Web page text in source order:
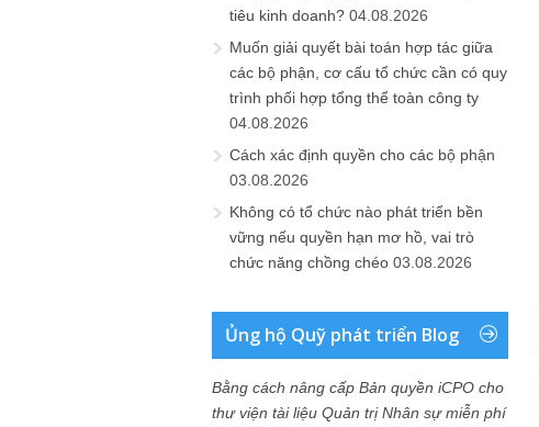
tiêu kinh doanh? 04.08.2026
Muốn giải quyết bài toán hợp tác giữa
các bộ phận, cơ cấu tổ chức cần có quy
trình phối hợp tổng thể toàn công ty
04.08.2026
Cách xác định quyền cho các bộ phận
03.08.2026
Không có tổ chức nào phát triển bền
vững nếu quyền hạn mơ hồ, vai trò
chức năng chồng chéo 03.08.2026
Ủng hộ Quỹ phát triển Blog
Bằng cách nâng cấp Bản quyền iCPO cho
thư viện tài liệu Quản trị Nhân sự miễn phí